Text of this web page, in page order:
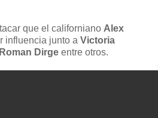
que el californiano Alex
influencia junto a Victoria
Roman Dirge entre otros.